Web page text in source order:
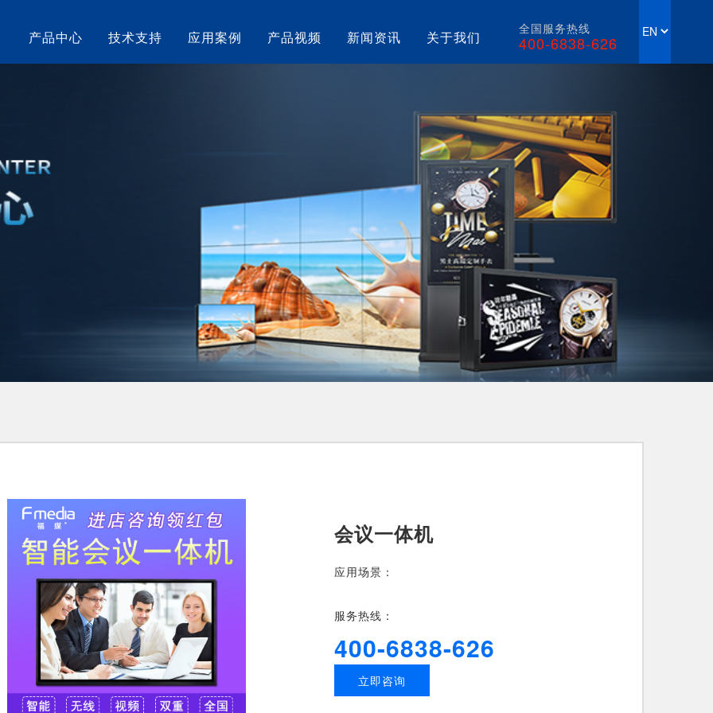
产品中心 技术支持 应用案例 产品视频 新闻资讯 关于我们 全国服务热线
400-6838-626
会议一体机
应用场景：
服务热线：
400-6838-626
立即咨询